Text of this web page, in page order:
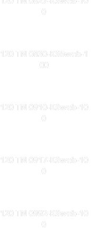
0
120 TN 0830-KS6web-1
00
120 TN 0910-KSweb-10
0
120 TN 0917-KSweb-10
0
120 TN 0992-KSweb-10
0